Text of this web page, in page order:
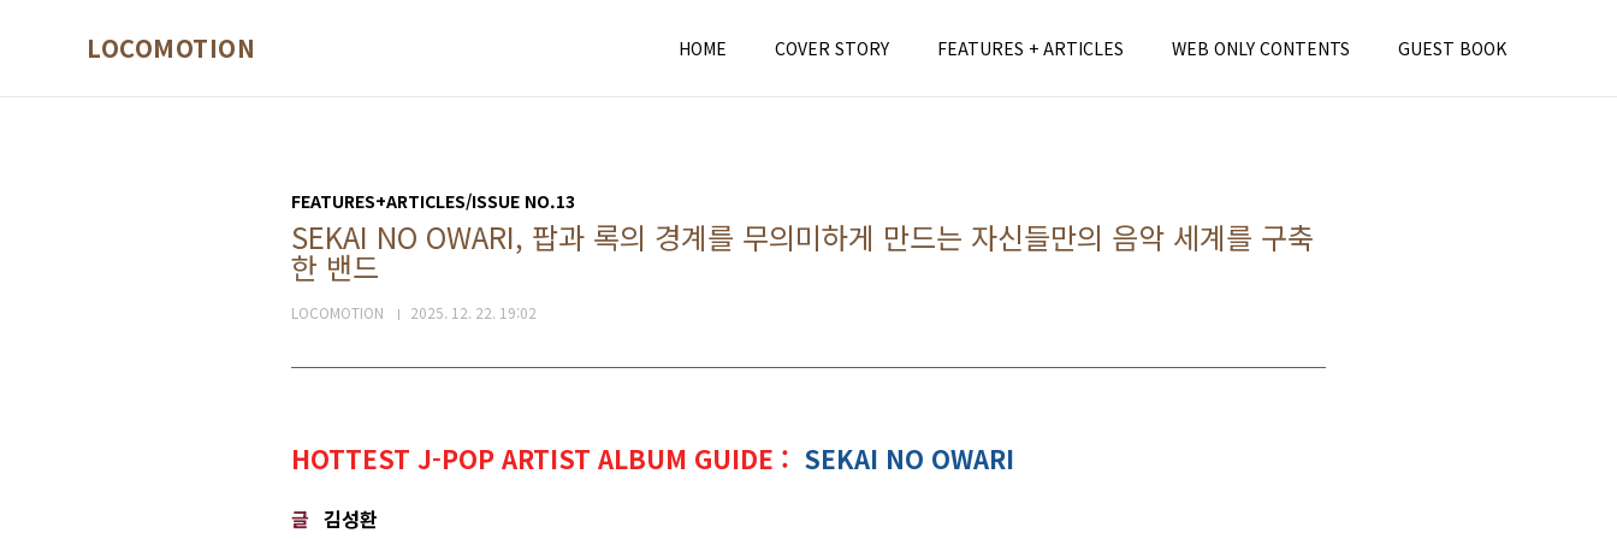
LOCOMOTION HOME COVER STORY FEATURES + ARTICLES WEB ONLY CONTENTS GUEST BOOK
FEATURES+ARTICLES/ISSUE NO.13
SEKAI NO OWARI, 팝과 록의 경계를 무의미하게 만드는 자신들만의 음악 세계를 구축
한 밴드
LOCOMOTION 2025. 12. 22. 19:02
HOTTEST J-POP ARTIST ALBUM GUIDE : SEKAI NO OWARI
글 김성환